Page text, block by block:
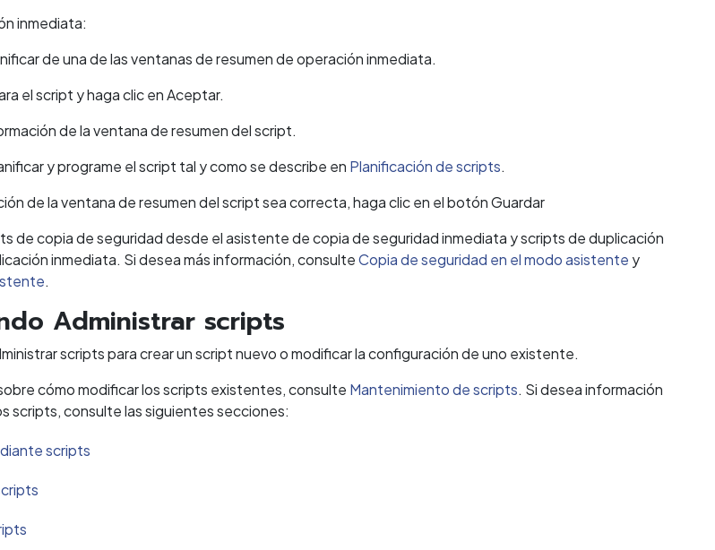
inmediata:
de una de las ventanas de resumen de operación inmediata.
el script y haga clic en Aceptar.
de la ventana de resumen del script.
y programe el script tal y como se describe en Planificación de scripts.
de la ventana de resumen del script sea correcta, haga clic en el botón Guardar
de copia de seguridad desde el asistente de copia de seguridad inmediata y scripts de duplicación
inmediata. Si desea más información, consulteCopia de seguridad en el modo asistente y
.
Administrar scripts
scripts para crear un script nuevo o modificar la configuración de uno existente.
cómo modificar los scripts existentes, consulte Mantenimiento de scripts. Si desea información
scripts, consulte las siguientes secciones:
scripts